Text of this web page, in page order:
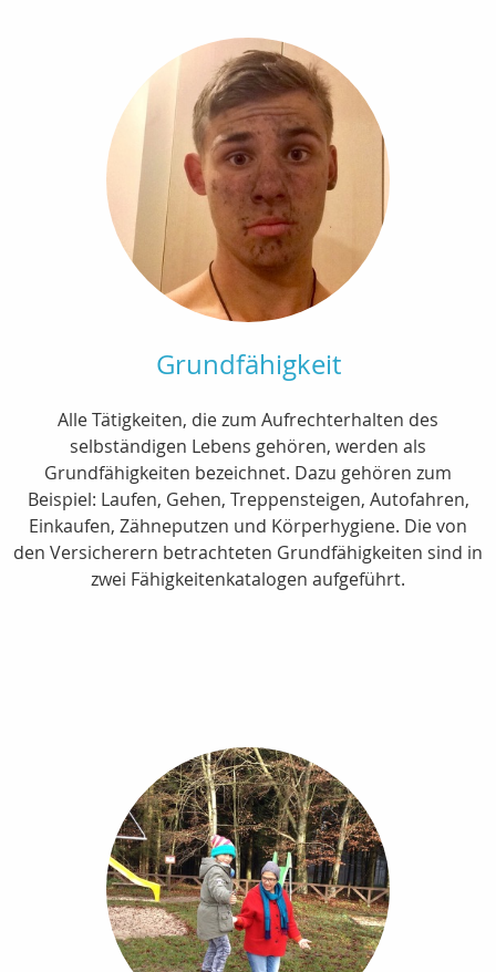
Grundfähigkeit
Alle Tätigkeiten, die zum Aufrechterhalten des
selbständigen Lebens gehören, werden als
Grundfähigkeiten bezeichnet. Dazu gehören zum
Beispiel: Laufen, Gehen, Treppensteigen, Autofahren,
Einkaufen, Zähneputzen und Körperhygiene. Die von
den Versicherern betrachteten Grundfähigkeiten sind in
zwei Fähigkeitenkatalogen aufgeführt.